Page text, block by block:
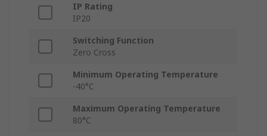
IP Rating
IP20
Switching Function
Zero Cross
Minimum Operating Temperature
-40°C
Maximum Operating Temperature
80°C